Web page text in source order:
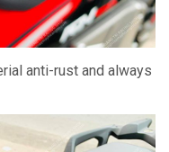
anti-rust and always